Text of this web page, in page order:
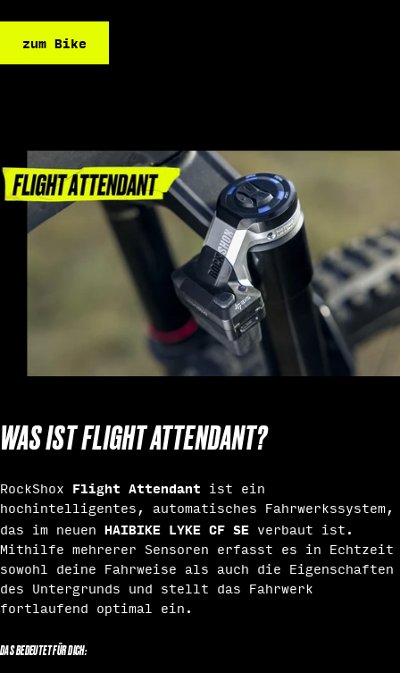
zum Bike
WAS IST FLIGHT ATTENDANT?
RockShox Flight Attendant ist ein
hochintelligentes, automatisches Fahrwerkssystem,
das im neuen HAIBIKE LYKE CF SE verbaut ist.
Mithilfe mehrerer Sensoren erfasst es in Echtzeit
sowohl deine Fahrweise als auch die Eigenschaften
des Untergrunds und stellt das Fahrwerk
fortlaufend optimal ein.
DAS BEDEUTET FÜR DICH: